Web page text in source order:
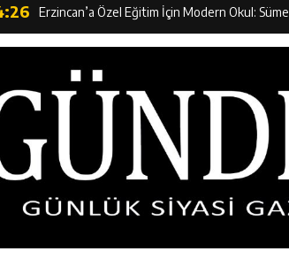
Erzincan’a Özel Eğitim İçin Modern Okul:
İl Müdürü Ünalan’dan Zengin Ailesine Taziye
İlk Durak Medine Müdafii Fahreddin Paşa’nın
Erzincan Aile ve Sosyal Hizmetler İl